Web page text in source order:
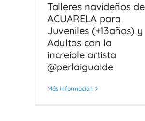
Talleres navideños de
ACUARELA para
Juveniles (+13años) y
Adultos con la
increíble artista
@perlaigualde
Más información